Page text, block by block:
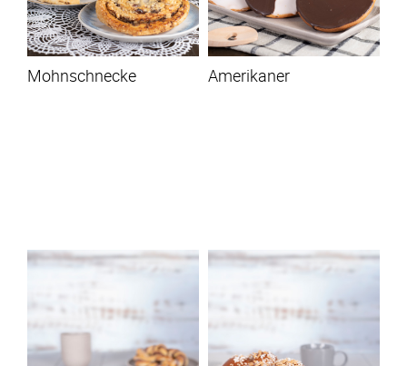
Mohnschnecke Amerikaner